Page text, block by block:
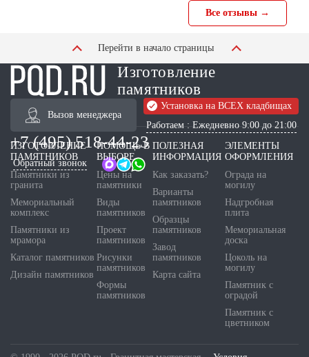
Все отзывы →
Перейти в начало страницы
Изготовление
памятников
Вызов менеджера
Установка на ВСЕХ кладбищах
Работаем : Ежедневно 9:00 до 21:00
+7 (495) 518-44-23
Обратный звонок
ИЗГОТОВЛЕНИЕ
ПАМЯТНИКОВ
Памятники из
гранита
Мемориальный
комплекс
Памятники из
мрамора
Каталог памятников
Дизайн памятников
ПОМОЩЬ В
ВЫБОРЕ
Цены на
памятники
Виды
памятников
Проект
памятников
Рисунки
памятников
Формы
памятников
ПОЛЕЗНАЯ
ИНФОРМАЦИЯ
Как заказать?
Варианты
памятников
Образцы
памятников
Завод
памятников
Карта сайта
ЭЛЕМЕНТЫ
ОФОРМЛЕНИЯ
Ограда на
могилу
Надгробная
плита
Мемориальная
доска
Цоколь на
могилу
Памятник с
оградой
Памятник с
цветником